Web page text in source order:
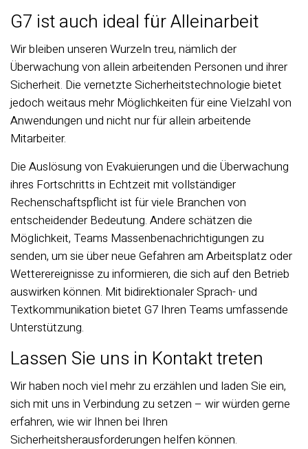
G7 ist auch ideal für Alleinarbeit
Wir bleiben unseren Wurzeln treu, nämlich der
Überwachung von allein arbeitenden Personen und ihrer
Sicherheit. Die vernetzte Sicherheitstechnologie bietet
jedoch weitaus mehr Möglichkeiten für eine Vielzahl von
Anwendungen und nicht nur für allein arbeitende
Mitarbeiter.
Die Auslösung von Evakuierungen und die Überwachung
ihres Fortschritts in Echtzeit mit vollständiger
Rechenschaftspflicht ist für viele Branchen von
entscheidender Bedeutung. Andere schätzen die
Möglichkeit, Teams Massenbenachrichtigungen zu
senden, um sie über neue Gefahren am Arbeitsplatz oder
Wetterereignisse zu informieren, die sich auf den Betrieb
auswirken können. Mit bidirektionaler Sprach- und
Textkommunikation bietet G7 Ihren Teams umfassende
Unterstützung.
Lassen Sie uns in Kontakt treten
Wir haben noch viel mehr zu erzählen und laden Sie ein,
sich mit uns in Verbindung zu setzen – wir würden gerne
erfahren, wie wir Ihnen bei Ihren
Sicherheitsherausforderungen helfen können.